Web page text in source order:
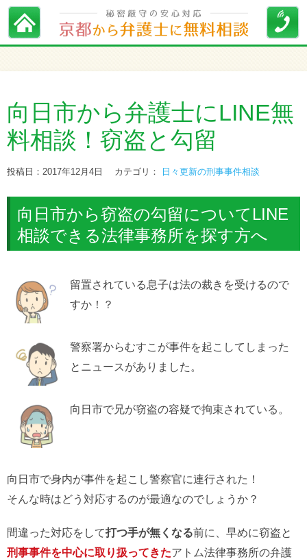
向日市から弁護士にLINE無
料相談！窃盗と勾留
投稿日：2017年12月4日 カテゴリ： 日々更新の刑事事件相談
向日市から窃盗の勾留についてLINE
相談できる法律事務所を探す方へ
留置されている息子は法の裁きを受けるので
すか！？
警察署からむすこが事件を起こしてしまった
とニュースがありました。
向日市で兄が窃盗の容疑で拘束されている。
向日市で身内が事件を起こし警察官に連行された！
そんな時はどう対応するのが最適なのでしょうか？
間違った対応をして打つ手が無くなる前に、早めに窃盗と
刑事事件を中心に取り扱ってきたアトム法律事務所の弁護